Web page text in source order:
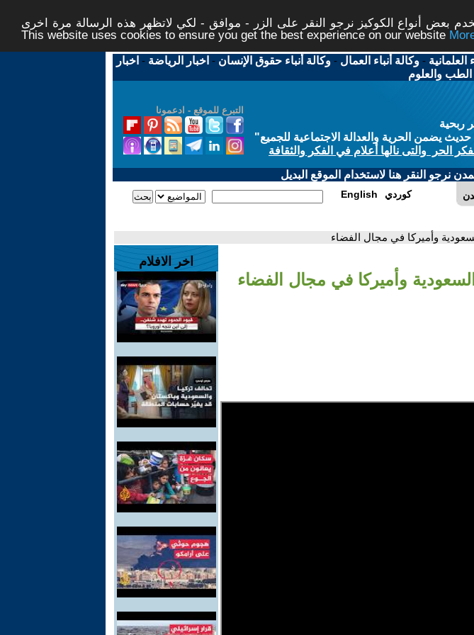
بعض أنواع الكوكيز نرجو النقر على الزر - موافق - لكي لاتظهر هذه الرسالة مرة اخرى -
This website uses cookies to ensure you get the best experience on our website
العلمانية -وكالة أنباء العمال -وكالة أنباء حقوق الإنسان - اخبار الرياضة - اخبار
الطب والعلوم
التبرع للموقع - ادعمونا
ربحية
يضمن الحرية والعدالة الاجتماعية للجميع"
الحر والتى نالها أعلام في الفكر والثقافة
نرجو النقر هنا لاستخدام الموقع البديل
English كوردي
وأميركا في مجال الفضاء
السعودية وأميركا في مجال الفضاء
اخر الافلام